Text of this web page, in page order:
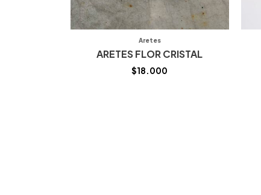
Aretes
ARETES FLOR CRISTAL
$18.000